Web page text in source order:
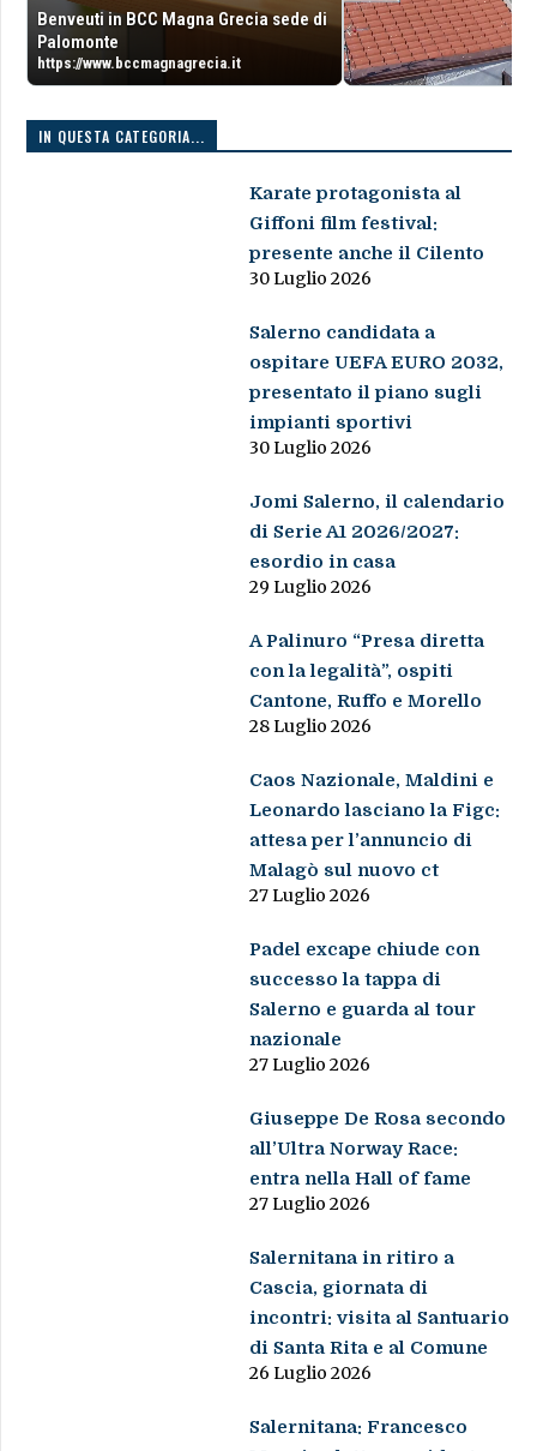
Benveuti in BCC Magna Grecia sede di
Palomonte
https://www.bccmagnagrecia.it
IN QUESTA CATEGORIA...
Karate protagonista al
Giffoni film festival:
presente anche il Cilento
30 Luglio 2026
Salerno candidata a
ospitare UEFA EURO 2032,
presentato il piano sugli
impianti sportivi
30 Luglio 2026
Jomi Salerno, il calendario
di Serie A1 2026/2027:
esordio in casa
29 Luglio 2026
A Palinuro “Presa diretta
con la legalità”, ospiti
Cantone, Ruffo e Morello
28 Luglio 2026
Caos Nazionale, Maldini e
Leonardo lasciano la Figc:
attesa per l’annuncio di
Malagò sul nuovo ct
27 Luglio 2026
Padel excape chiude con
successo la tappa di
Salerno e guarda al tour
nazionale
27 Luglio 2026
Giuseppe De Rosa secondo
all’Ultra Norway Race:
entra nella Hall of fame
27 Luglio 2026
Salernitana in ritiro a
Cascia, giornata di
incontri: visita al Santuario
di Santa Rita e al Comune
26 Luglio 2026
Salernitana: Francesco